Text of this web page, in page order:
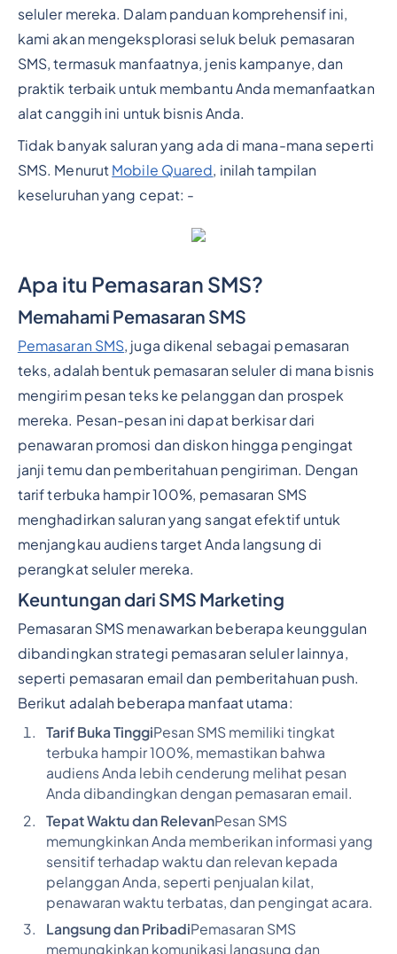
seluler mereka. Dalam panduan komprehensif ini,
kami akan mengeksplorasi seluk beluk pemasaran
SMS, termasuk manfaatnya, jenis kampanye, dan
praktik terbaik untuk membantu Anda memanfaatkan
alat canggih ini untuk bisnis Anda.
Tidak banyak saluran yang ada di mana-mana seperti
SMS. Menurut Mobile Quared, inilah tampilan
keseluruhan yang cepat: -
Apa itu Pemasaran SMS?
Memahami Pemasaran SMS
Pemasaran SMS, juga dikenal sebagai pemasaran
teks, adalah bentuk pemasaran seluler di mana bisnis
mengirim pesan teks ke pelanggan dan prospek
mereka. Pesan-pesan ini dapat berkisar dari
penawaran promosi dan diskon hingga pengingat
janji temu dan pemberitahuan pengiriman. Dengan
tarif terbuka hampir 100%, pemasaran SMS
menghadirkan saluran yang sangat efektif untuk
menjangkau audiens target Anda langsung di
perangkat seluler mereka.
Keuntungan dari SMS Marketing
Pemasaran SMS menawarkan beberapa keunggulan
dibandingkan strategi pemasaran seluler lainnya,
seperti pemasaran email dan pemberitahuan push.
Berikut adalah beberapa manfaat utama:
Tarif Buka TinggiPesan SMS memiliki tingkat
terbuka hampir 100%, memastikan bahwa
audiens Anda lebih cenderung melihat pesan
Anda dibandingkan dengan pemasaran email.
Tepat Waktu dan RelevanPesan SMS
memungkinkan Anda memberikan informasi yang
sensitif terhadap waktu dan relevan kepada
pelanggan Anda, seperti penjualan kilat,
penawaran waktu terbatas, dan pengingat acara.
Langsung dan PribadiPemasaran SMS
memungkinkan komunikasi langsung dan